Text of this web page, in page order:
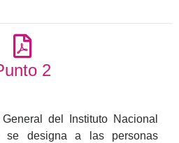
2
del Instituto Nacional
designa a las personas